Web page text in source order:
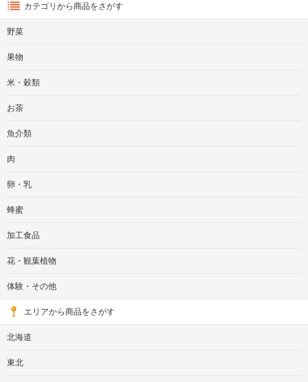
カテゴリから商品をさがす
野菜
果物
米・穀類
お茶
魚介類
肉
卵・乳
蜂蜜
加工食品
花・観葉植物
体験・その他
エリアから商品をさがす
北海道
東北